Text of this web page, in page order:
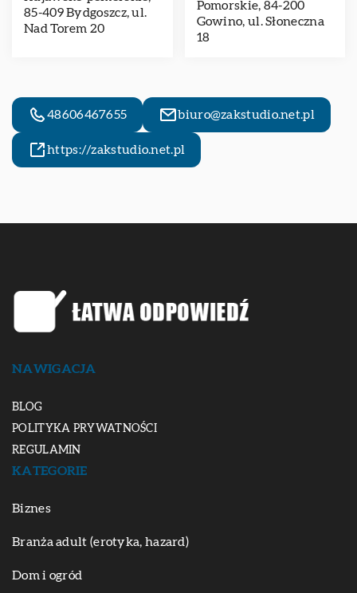
85-409 Bydgoszcz, ul.
Nad Torem 20
Pomorskie, 84-200
Gowino, ul. Słoneczna
18
48606467655 biuro@zakstudio.net.pl
https://zakstudio.net.pl
NAWIGACJA
BLOG
POLITYKA PRYWATNOŚCI
REGULAMIN
KATEGORIE
Biznes
Branża adult (erotyka, hazard)
Dom i ogród